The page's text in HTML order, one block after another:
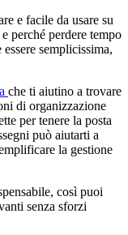
e facile da usare su
perché perdere tempo
semplicissima,
che ti aiutino a trovare
di organizzazione
per tenere la posta
può aiutarti a
la gestione
così puoi
senza sforzi